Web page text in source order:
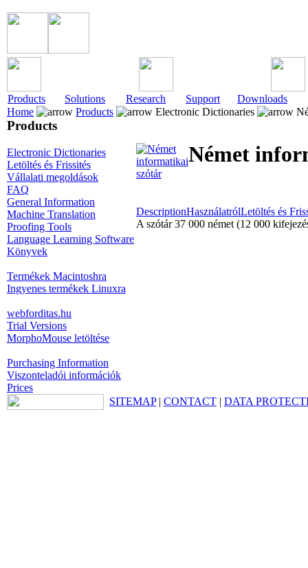
Products Solutions Research Support
Downloads
Home
Products Electronic Dictionaries
Products
Electronic Dictionaries
Letöltés és Frissités
Vállalati megoldások
FAQ
General Information
Machine Translation
Proofing Tools
Language Learning Software
Könyvek
Termékek Macintoshra
Ingyenes termékek Linuxra
webforditas.hu
Trial Versions
MorphoMouse letöltése
Purchasing Information
Viszonteladói információk
Prices
Német
DescriptionHasználatrólLetöltés és
A szótár 37 000 német (12 000
SITEMAP| CONTACT | DATA